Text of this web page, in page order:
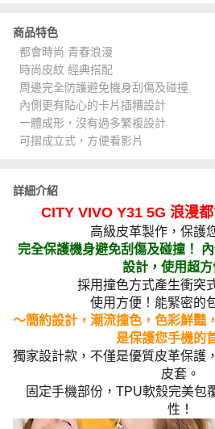
商品特色
都會時尚 青春浪漫
時尚皮紋 經典搭配
周邊完全防護避免機身刮傷及碰撞
內側更有貼心的卡片插糟設計
一體成形，沒有過多繁複設計
可摺成立式，方便看影片
詳細介紹
CITY VIVO Y31 5G 浪漫
高級皮革製作，保護
完全保護機身避免刮傷及碰撞！
設計，使用超方
採用撞色方式產生衝突
使用方便！能緊密的
～簡約設計，潮流撞色，色彩鮮豔
是保護您手機的
獨家設計款，不僅是優質皮革保護
皮套。
固定手機部份，TPU軟殼完美包
性！